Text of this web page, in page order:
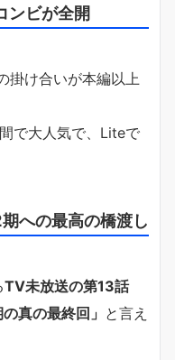
ビが全開
掛け合いが本編以上
で大人気で、Liteで
への最高の橋渡し
TV未放送の第13話
真の最終回」 と言え